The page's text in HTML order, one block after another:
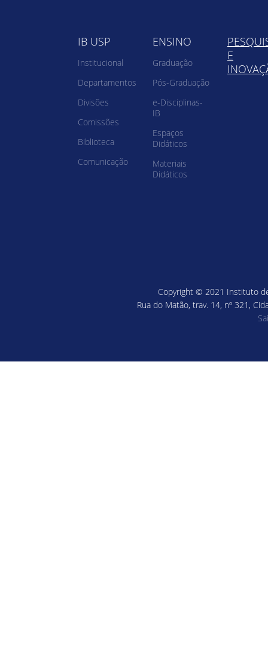
IB USP
Institucional
Departamentos
Divisões
Comissões
Biblioteca
Comunicação
ENSINO
Graduação
Pós-Graduação
e-Disciplinas-
IB
Espaços
Didáticos
Materiais
Didáticos
E
Copyright © 2021 Instituto
Rua do Matão, trav. 14, nº 321,